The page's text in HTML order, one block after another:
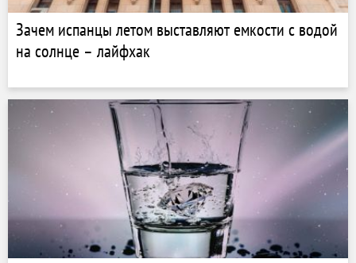
Зачем испанцы летом выставляют емкости с водой
на солнце – лайфхак